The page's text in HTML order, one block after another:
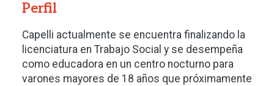
Perfil
Capelli actualmente se encuentra finalizando la
licenciatura en Trabajo Social y se desempeña
como educadora en un centro nocturno para
varones mayores de 18 años que próximamente